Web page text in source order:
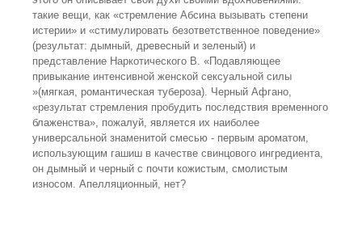
такие вещи, как «стремление Абсина вызывать степени
истерии» и «стимулировать безответственное поведение»
(результат: дымный, древесный и зеленый) и
представление Наркотического В. «Подавляющее
привыкание интенсивной женской сексуальной силы
»(мягкая, романтическая тубероза). Черный Афгано,
«результат стремления пробудить последствия временного
блаженства», пожалуй, является их наиболее
универсальной знаменитой смесью - первым ароматом,
использующим гашиш в качестве свинцового ингредиента,
он дымный и черный с почти кожистым, смолистым
износом. Апелляционный, нет?